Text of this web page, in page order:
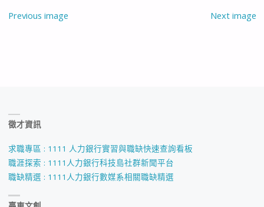
Previous image Next image
徵才資訊
求職專區 : 1111 人力銀行實習與職缺快速查詢看板
職涯探索 : 1111人力銀行科技島社群新聞平台
職缺精選 : 1111人力銀行數媒系相關職缺精選